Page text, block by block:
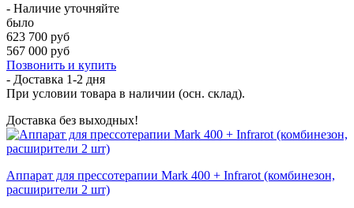
- Наличие уточняйте
было
623 700 руб
567 000 руб
Позвонить и купить
- Доставка 1-2 дня
При условии товара в наличии (осн. склад).
Доставка без выходных!
Аппарат для прессотерапии Mark 400 + Infrarot (комбинезон,
расширители 2 шт)